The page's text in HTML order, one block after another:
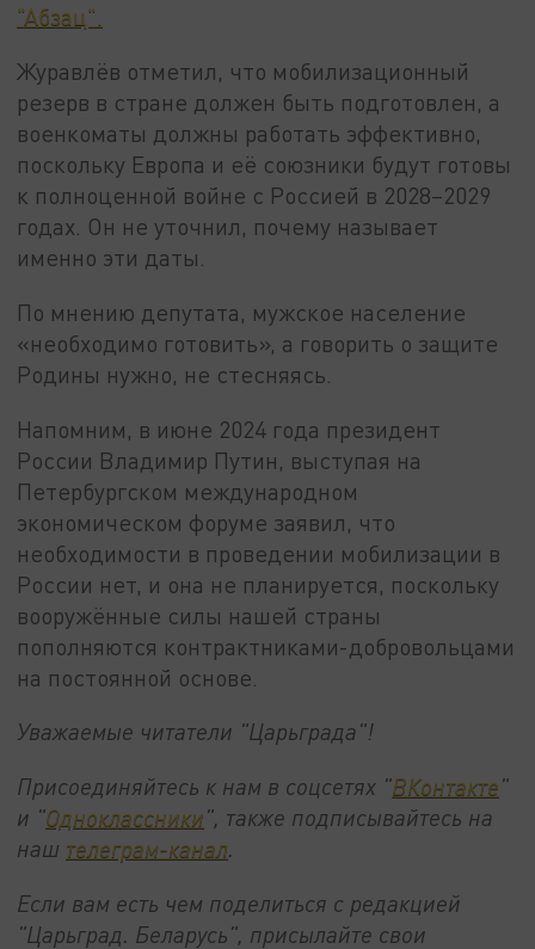
"Абзац".
Журавлёв отметил, что мобилизационный
резерв в стране должен быть подготовлен, а
военкоматы должны работать эффективно,
поскольку Европа и её союзники будут готовы
к полноценной войне с Россией в 2028–2029
годах. Он не уточнил, почему называет
именно эти даты.
По мнению депутата, мужское население
«необходимо готовить», а говорить о защите
Родины нужно, не стесняясь.
Напомним, в июне 2024 года президент
России Владимир Путин, выступая на
Петербургском международном
экономическом форуме заявил, что
необходимости в проведении мобилизации в
России нет, и она не планируется, поскольку
вооружённые силы нашей страны
пополняются контрактниками-добровольцами
на постоянной основе.
Уважаемые читатели "Царьграда"!
Присоединяйтесь к нам в соцсетях "ВКонтакте"
и "Одноклассники", также подписывайтесь на
наш телеграм-канал.
Если вам есть чем поделиться с редакцией
"Царьград. Беларусь", присылайте свои